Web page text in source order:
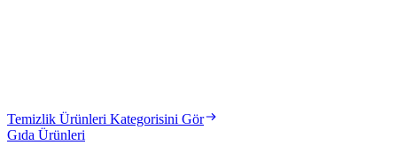
Temizlik Ürünleri Kategorisini Gör
Gıda Ürünleri